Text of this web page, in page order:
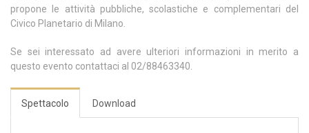
propone le attività pubbliche, scolastiche e complementari del
Civico Planetario di Milano.
Se sei interessato ad avere ulteriori informazioni in merito a
questo evento contattaci al 02/88463340.
Spettacolo Download